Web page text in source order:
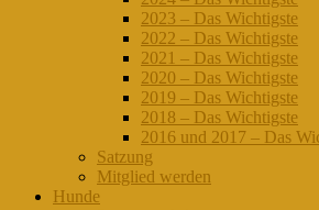
2023 – Das Wichtigste
2022 – Das Wichtigste
2021 – Das Wichtigste
2020 – Das Wichtigste
2019 – Das Wichtigste
2018 – Das Wichtigste
2016 und 2017 – Das
Satzung
Mitglied werden
Hunde